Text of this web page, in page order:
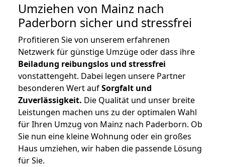
Umziehen von Mainz nach
Paderborn sicher und stressfrei
Profitieren Sie von unserem erfahrenen
Netzwerk für günstige Umzüge oder dass ihre
Beiladung reibungslos und stressfrei
vonstattengeht. Dabei legen unsere Partner
besonderen Wert aufSorgfalt und
Zuverlässigkeit. Die Qualität und unser breite
Leistungen machen uns zu der optimalen Wahl
für Ihren Umzug von Mainz nach Paderborn. Ob
Sie nun eine kleine Wohnung oder ein großes
Haus umziehen, wir haben die passende Lösung
für Sie.